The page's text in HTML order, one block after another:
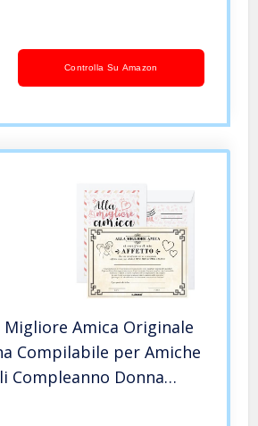
perfetto per coppia,
Controlla Su Amazon
Migliore Amica Originale
Compilabile per Amiche
Compleanno Donna